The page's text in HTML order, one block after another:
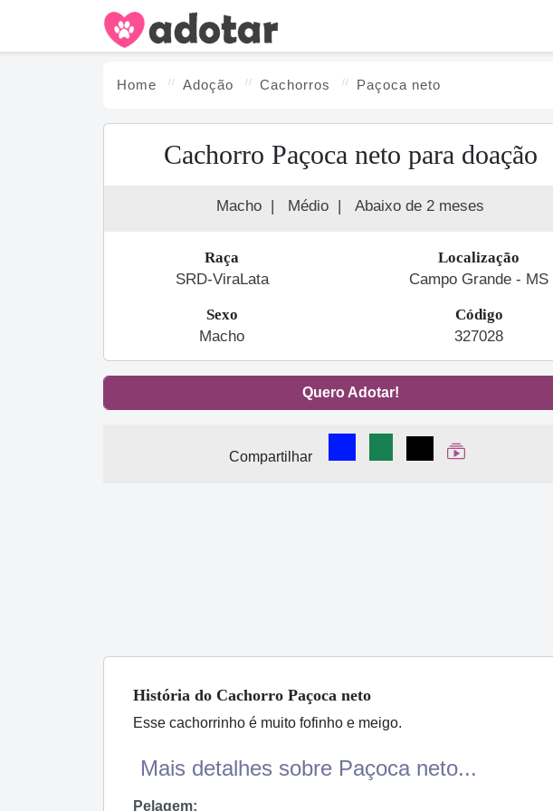
Home Adoção Cachorros Paçoca neto
Cachorro Paçoca neto para doação
Macho | Médio | Abaixo de 2 meses
Raça
SRD-ViraLata
Localização
Campo Grande - MS
Sexo
Macho
Código
327028
Quero Adotar!
Compartilhar
Compartilhar no Facebook
Compartilhar no WhatsApp
Compartilhar
Ver Web Story
História do Cachorro Paçoca neto
Esse cachorrinho é muito fofinho e meigo.
Mais detalhes sobre Paçoca neto...
Pelagem: